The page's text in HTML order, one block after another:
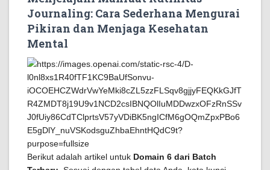
Journaling: Cara Sederhana Mengurai
Pikiran dan Menjaga Kesehatan
Mental
Berikut adalah artikel untuk Domain 6 dari Batch